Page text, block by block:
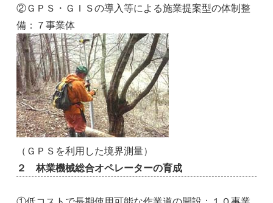
②ＧＰＳ・ＧＩＳの導入等による施業提案型の体制整
備：７事業体
（ＧＰＳを利用した境界測量）
２ 林業機械総合オペレーターの育成